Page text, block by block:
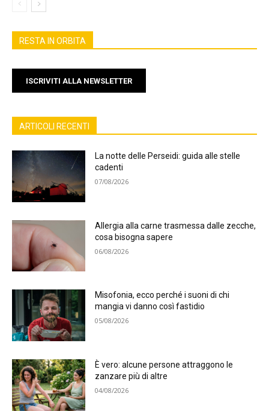
RESTA IN ORBITA
ISCRIVITI ALLA NEWSLETTER
ARTICOLI RECENTI
La notte delle Perseidi: guida alle stelle
cadenti
07/08/2026
Allergia alla carne trasmessa dalle zecche,
cosa bisogna sapere
06/08/2026
Misofonia, ecco perché i suoni di chi
mangia vi danno così fastidio
05/08/2026
È vero: alcune persone attraggono le
zanzare più di altre
04/08/2026